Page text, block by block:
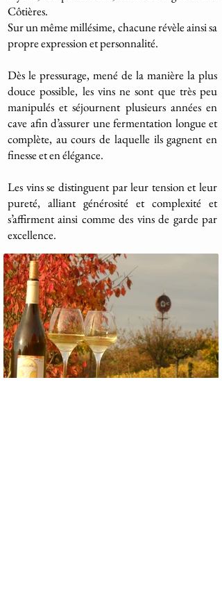
Côtières.
Sur un même millésime, chacune révèle ainsi sa
propre expression et personnalité.
Dès le pressurage, mené de la manière la plus
douce possible, les vins ne sont que très peu
manipulés et séjournent plusieurs années en
cave afin d’assurer une fermentation longue et
complète, au cours de laquelle ils gagnent en
finesse et en élégance.
Les vins se distinguent par leur tension et leur
pureté, alliant générosité et complexité et
s’affirment ainsi comme des vins de garde par
excellence.